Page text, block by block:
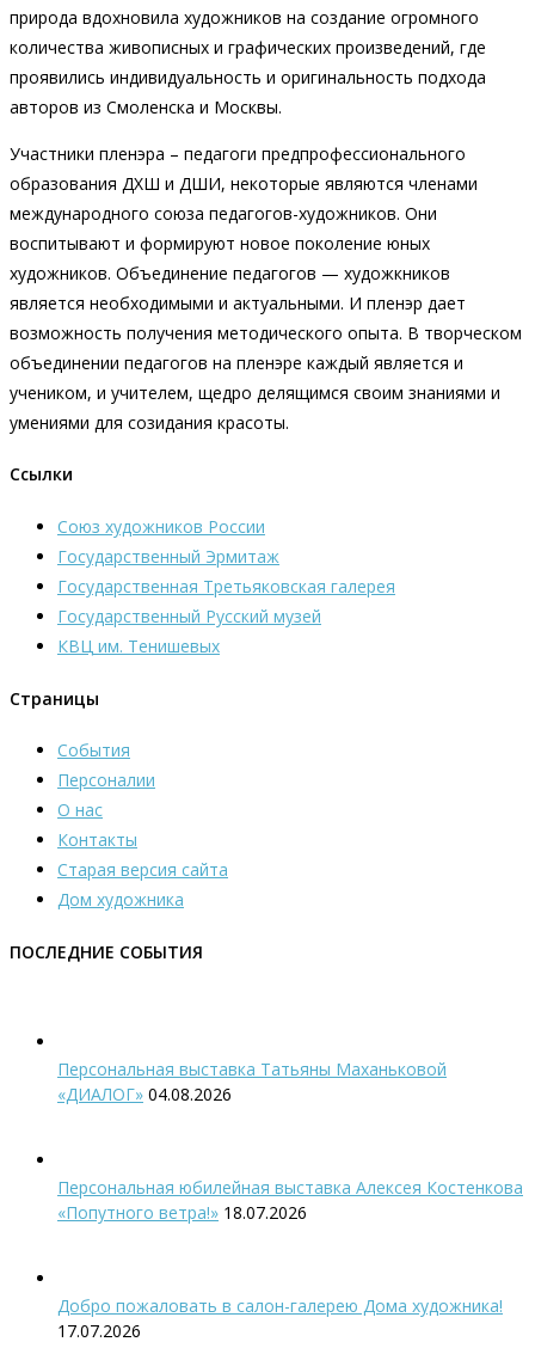
природа вдохновила художников на создание огромного
количества живописных и графических произведений, где
проявились индивидуальность и оригинальность подхода
авторов из Смоленска и Москвы.
Участники пленэра – педагоги предпрофессионального
образования ДХШ и ДШИ, некоторые являются членами
международного союза педагогов-художников. Они
воспитывают и формируют новое поколение юных
художников. Объединение педагогов — художкников
является необходимыми и актуальными. И пленэр дает
возможность получения методического опыта. В творческом
объединении педагогов на пленэре каждый является и
учеником, и учителем, щедро делящимся своим знаниями и
умениями для созидания красоты.
Ссылки
Союз художников России
Государственный Эрмитаж
Государственная Третьяковская галерея
Государственный Русский музей
КВЦ им. Тенишевых
Страницы
События
Персоналии
О нас
Контакты
Старая версия сайта
Дом художника
ПОСЛЕДНИЕ СОБЫТИЯ
Персональная выставка Татьяны Маханьковой
«ДИАЛОГ» 04.08.2026
Персональная юбилейная выставка Алексея Костенкова
«Попутного ветра!» 18.07.2026
Добро пожаловать в салон-галерею Дома художника!
17.07.2026